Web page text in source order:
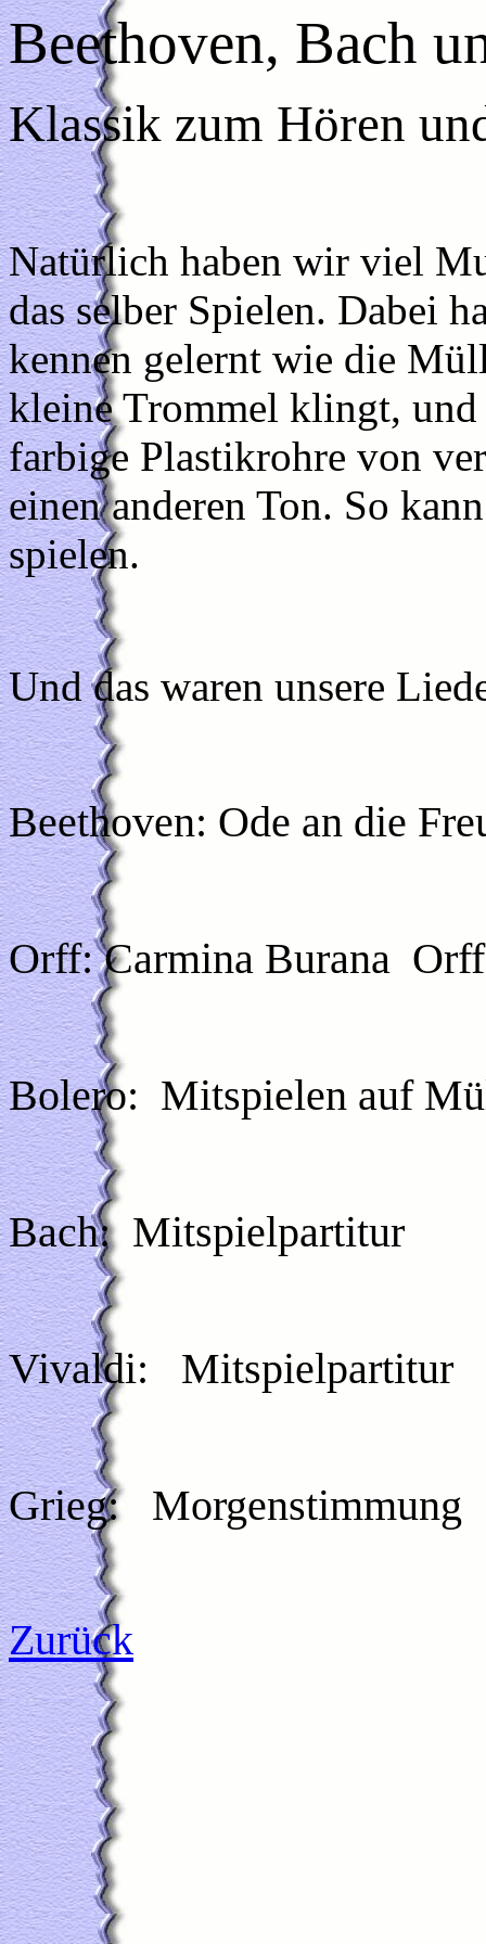
Beethoven, Bach
Klassik zum Hören
Natürlich haben wir viel
das selber Spielen. Dabei
kennen gelernt wie die
kleine Trommel klingt,
farbige Plastikrohre von
einen anderen Ton. So
spielen.
Und das waren unsere
Beethoven: Ode an die
Orff: Carmina Burana
Bolero: Mitspielen auf
Bach: Mitspielpartitur
Vivaldi: Mitspielpartitur
Grieg: Morgenstimmung
Zurück